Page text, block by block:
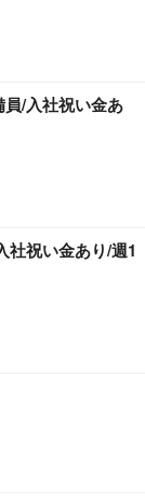
/入社祝い金あ
社祝い金あり/週1